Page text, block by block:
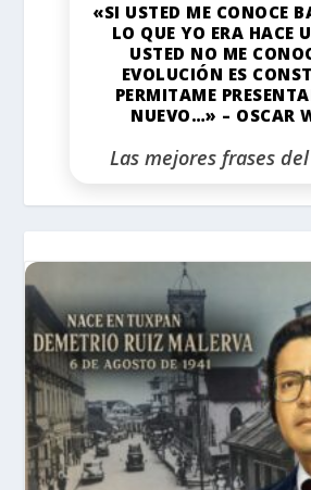
«SI USTED ME CONOCE
LO QUE YO ERA HACE
USTED NO ME
EVOLUCIÓN ES
PERMITAME
NUEVO…» – OSCAR
Las mejores frases